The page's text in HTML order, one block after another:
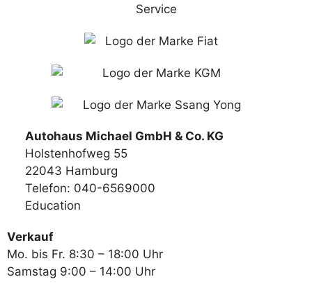
Autohaus Michael GmbH & Co. KG
Holstenhofweg 55
22043 Hamburg
Telefon: 040-6569000
Education
Verkauf
Mo. bis Fr. 8:30 – 18:00 Uhr
Samstag 9:00 – 14:00 Uhr